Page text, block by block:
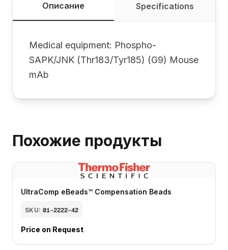
Описание Specifications
Medical equipment: Phospho-
SAPK/JNK (Thr183/Tyr185) (G9) Mouse
mAb
Похожие продукты
UltraComp eBeads™ Compensation Beads
SKU: 01-2222-42
Price on Request